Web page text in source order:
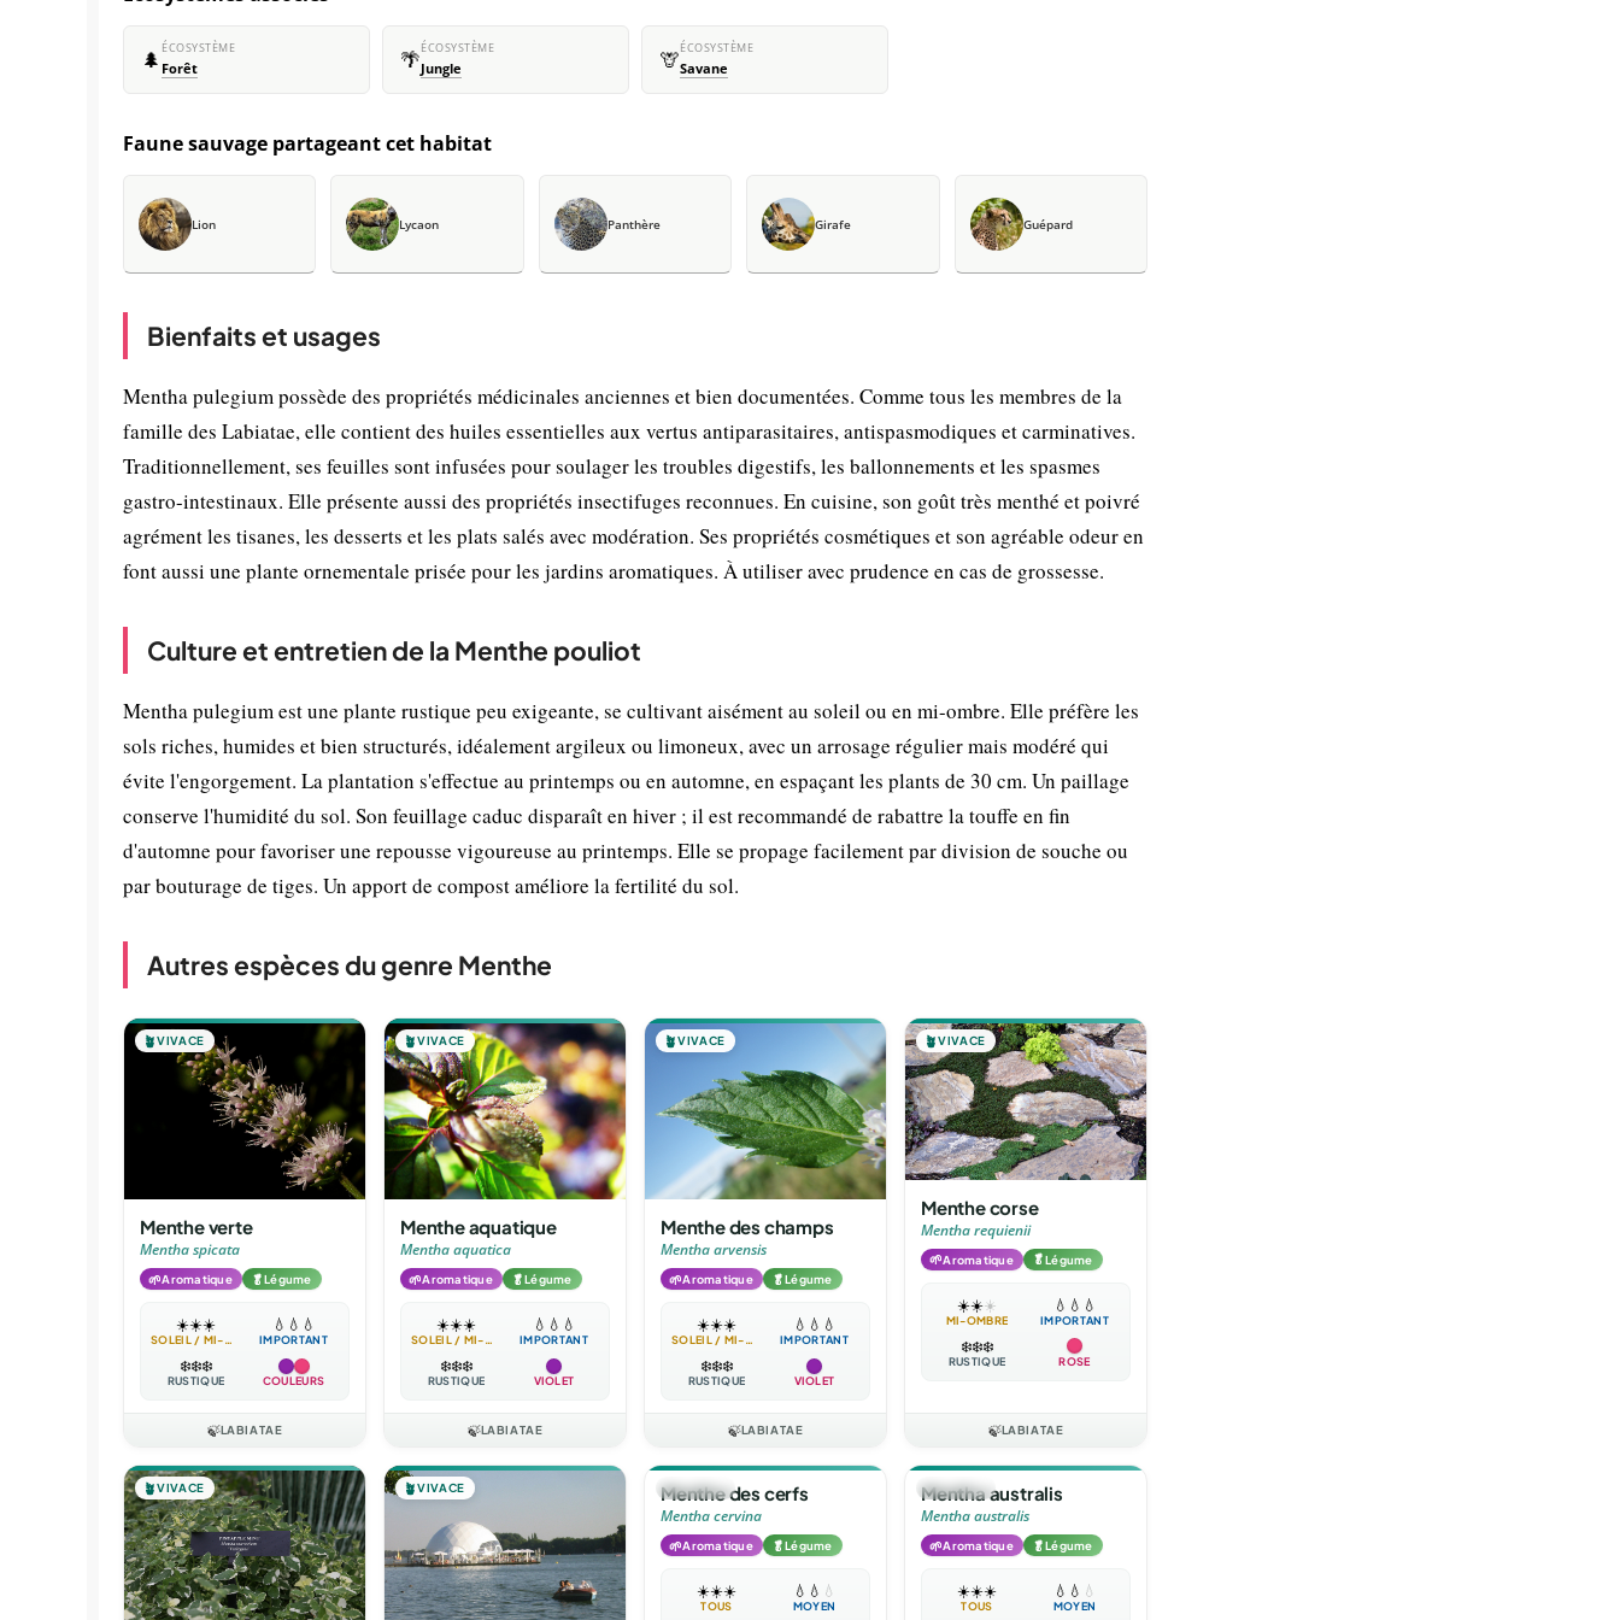
🌲 ÉCOSYSTÈME
Forêt 🌴ÉCOSYSTÈME
Jungle 🦒ÉCOSYSTÈME
Savane
Faune sauvage partageant cet habitat
Lion Lycaon Panthère Girafe Guépard
Bienfaits et usages
Mentha pulegium possède des propriétés médicinales anciennes et bien documentées. Comme tous les membres de la
famille des Labiatae, elle contient des huiles essentielles aux vertus antiparasitaires, antispasmodiques et carminatives.
Traditionnellement, ses feuilles sont infusées pour soulager les troubles digestifs, les ballonnements et les spasmes
gastro-intestinaux. Elle présente aussi des propriétés insectifuges reconnues. En cuisine, son goût très menthé et poivré
agrément les tisanes, les desserts et les plats salés avec modération. Ses propriétés cosmétiques et son agréable odeur en
font aussi une plante ornementale prisée pour les jardins aromatiques. À utiliser avec prudence en cas de grossesse.
Culture et entretien de la Menthe pouliot
Mentha pulegium est une plante rustique peu exigeante, se cultivant aisément au soleil ou en mi-ombre. Elle préfère les
sols riches, humides et bien structurés, idéalement argileux ou limoneux, avec un arrosage régulier mais modéré qui
évite l'engorgement. La plantation s'effectue au printemps ou en automne, en espaçant les plants de 30 cm. Un paillage
conserve l'humidité du sol. Son feuillage caduc disparaît en hiver ; il est recommandé de rabattre la touffe en fin
d'automne pour favoriser une repousse vigoureuse au printemps. Elle se propage facilement par division de souche ou
par bouturage de tiges. Un apport de compost améliore la fertilité du sol.
Autres espèces du genre Menthe
🪴VIVACE
Menthe verte
Mentha spicata
🌱Aromatique 🥬Légume
☀️☀️☀️
SOLEIL / MI-OMBRE
💧 💧 💧
IMPORTANT
❄️❄️❄️
RUSTIQUE COULEURS
🍃LABIATAE
🪴VIVACE
Menthe aquatique
Mentha aquatica
🌱Aromatique 🥬Légume
☀️☀️☀️
SOLEIL / MI-OMBRE
💧 💧 💧
IMPORTANT
❄️❄️❄️
RUSTIQUE VIOLET
🍃LABIATAE
🪴VIVACE
Menthe des champs
Mentha arvensis
🌱Aromatique 🥬Légume
☀️☀️☀️
SOLEIL / MI-OMBRE
💧 💧 💧
IMPORTANT
❄️❄️❄️
RUSTIQUE VIOLET
🍃LABIATAE
🪴VIVACE
Menthe corse
Mentha requienii
🌱Aromatique 🥬Légume
☀️☀️☀️
MI-OMBRE
💧 💧 💧
IMPORTANT
❄️❄️❄️
RUSTIQUE ROSE
🍃LABIATAE
🪴VIVACE 🪴VIVACE 🪴VIVACE
Menthe des cerfs
Mentha cervina
🌱Aromatique 🥬Légume
☀️☀️☀️
TOUS
💧 💧 💧
MOYEN
🪴VIVACE
Mentha australis
Mentha australis
🌱Aromatique 🥬Légume
☀️☀️☀️
TOUS
💧 💧 💧
MOYEN